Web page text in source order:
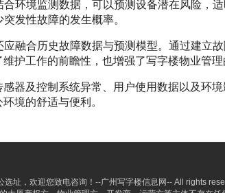
合环境监测数据，可以预测设备潜在风险，
发性故障的发生概率。
应融合历史故障数据与预测模型。通过建立
护工作的前瞻性，也增强了写字楼物业管理
器及控制系统异常、用户使用数据以及环
境的舒适与便利。
址，欢迎您致电咨询！--广州写字楼信息网-- All rights